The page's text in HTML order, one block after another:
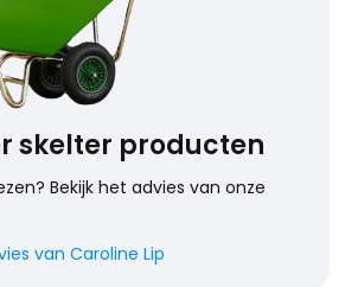
skelter producten
Bekijk het advies van onze
van Caroline Lip